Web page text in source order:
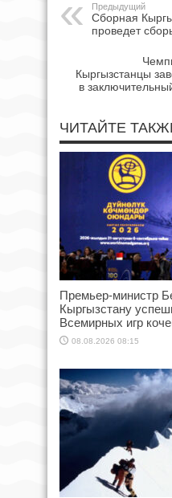
Предыдущий
Сборная
проведет
Кыргызстанцы
в
ЧИТАЙТЕ
Премьер-министр
Кыргызстану
Всемирных игр
08.08.2026 08:15